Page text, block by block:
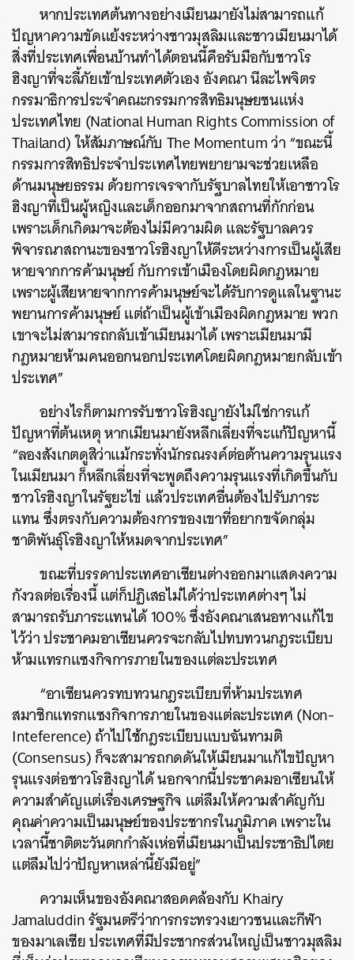
หากประเทศต้นทางอย่างเมียนมายังไม่สามารถแก้
ปัญหาความขัดแย้งระหว่างชาวมุสลิมและชาวเมียนมาได้
สิ่งที่ประเทศเพื่อนบ้านทำได้ตอนนี้คือรับมือกับชาวโร
ฮิงญาที่จะลี้ภัยเข้าประเทศตัวเอง อังคณา นีละไพจิตร
กรรมาธิการประจำคณะกรรมการสิทธิมนุษยชนแห่ง
ประเทศไทย (National Human Rights Commission of
Thailand) ให้สัมภาษณ์กับ The Momentum ว่า “ขณะนี้
กรรมการสิทธิประจำประเทศไทยพยายามจะช่วยเหลือ
ด้านมนุษยธรรม ด้วยการเจรจากับรัฐบาลไทยให้เอาชาวโร
ฮิงญาที่เป็นผู้หญิงและเด็กออกมาจากสถานที่กักก่อน
เพราะเด็กเกิดมาจะต้องไม่มีความผิด และรัฐบาลควร
พิจารณาสถานะของชาวโรฮิงญาให้ดีระหว่างการเป็นผู้เสีย
หายจากการค้ามนุษย์ กับการเข้าเมืองโดยผิดกฎหมาย
เพราะผู้เสียหายจากการค้ามนุษย์จะได้รับการดูแลในฐานะ
พยานการค้ามนุษย์ แต่ถ้าเป็นผู้เข้าเมืองผิดกฎหมาย พวก
เขาจะไม่สามารถกลับเข้าเมียนมาได้ เพราะเมียนมามี
กฎหมายห้ามคนออกนอกประเทศโดยผิดกฎหมายกลับเข้า
ประเทศ”
อย่างไรก็ตามการรับชาวโรฮิงญายังไม่ใช่การแก้
ปัญหาที่ต้นเหตุ หากเมียนมายังหลีกเลี่ยงที่จะแก้ปัญหานี้
“ลองสังเกตดูสิว่าแม้กระทั่งนักรณรงค์ต่อต้านความรุนแรง
ในเมียนมา ก็หลีกเลี่ยงที่จะพูดถึงความรุนแรงที่เกิดขึ้นกับ
ชาวโรฮิงญาในรัฐยะไข่ แล้วประเทศอื่นต้องไปรับภาระ
แทน ซึ่งตรงกับความต้องการของเขาที่อยากขจัดกลุ่ม
ชาติพันธุ์โรฮิงญาให้หมดจากประเทศ”
ขณะที่บรรดาประเทศอาเซียนต่างออกมาแสดงความ
กังวลต่อเรื่องนี้ แต่ก็ปฏิเสธไม่ได้ว่าประเทศต่างๆ ไม่
สามารถรับภาระแทนได้ 100% ซึ่งอังคณาเสนอทางแก้ไข
ไว้ว่า ประชาคมอาเซียนควรจะกลับไปทบทวนกฎระเบียบ
ห้ามแทรกแซงกิจการภายในของแต่ละประเทศ
“อาเซียนควรทบทวนกฎระเบียบที่ห้ามประเทศ
สมาชิกแทรกแซงกิจการภายในของแต่ละประเทศ (Non-
Inteference) ถ้าไปใช้กฎระเบียบแบบฉันทามติ
(Consensus) ก็จะสามารถกดดันให้เมียนมาแก้ไขปัญหา
รุนแรงต่อชาวโรฮิงญาได้ นอกจากนี้ประชาคมอาเซียนให้
ความสำคัญแต่เรื่องเศรษฐกิจ แต่ลืมให้ความสำคัญกับ
คุณค่าความเป็นมนุษย์ของประชากรในภูมิภาค เพราะใน
เวลานี้ชาติตะวันตกกำลังเห่อที่เมียนมาเป็นประชาธิปไตย
แต่ลืมไปว่าปัญหาเหล่านี้ยังมีอยู่”
ความเห็นของอังคณาสอดคล้องกับ Khairy
Jamaluddin รัฐมนตรีว่าการกระทรวงเยาวชนและกีฬา
ของมาเลเซีย ประเทศที่มีประชากรส่วนใหญ่เป็นชาวมุสลิม